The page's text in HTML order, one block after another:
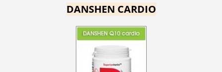
DANSHEN CARDIO